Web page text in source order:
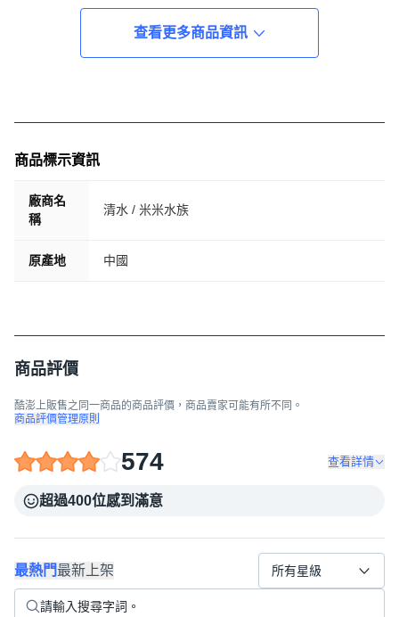
查看更多商品資訊
商品標示資訊
廠商名
稱
清水 / 米米水族
原產地 中國
商品評價
酷澎上販售之同一商品的商品評價，商品賣家可能有所不同。
商品評價管理原則
574 查看詳情
超過400位感到滿意
最熱門最新上架 所有星級